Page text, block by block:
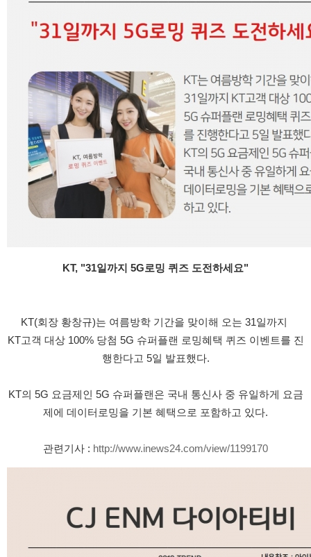
KT, "31일까지 5G로밍 퀴즈 도전하세요"
KT(회장 황창규)는 여름방학 기간을 맞이해 오는 31일까지
KT고객 대상 100% 당첨 5G 슈퍼플랜 로밍혜택 퀴즈 이벤트를 진
행한다고 5일 발표했다.
KT의 5G 요금제인 5G 슈퍼플랜은 국내 통신사 중 유일하게 요금
제에 데이터로밍을 기본 혜택으로 포함하고 있다.
관련기사 : http://www.inews24.com/view/1199170